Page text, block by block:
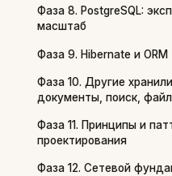
Фаза 8. PostgreSQL:
масштаб
Фаза 9. Hibernate и ORM
Фаза 10. Другие
документы, поиск,
Фаза 11. Принципы и
проектирования
Фаза 12. Сетевой